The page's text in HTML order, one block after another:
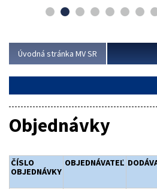
fakturácia preto nepredstavuje...
Úvodná stránka MV SR
Objednávky
ČÍSLO
OBJEDNÁVKY
OBJEDNÁVATEĽ